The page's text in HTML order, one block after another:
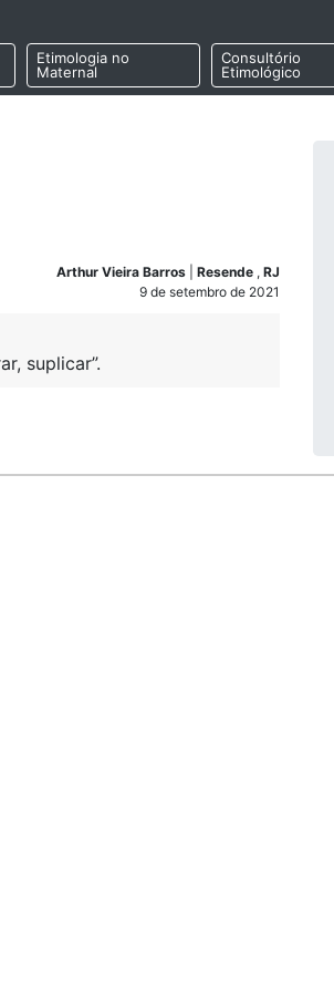
Etimologia no
Maternal
Consultório
Etimológico
Arthur Vieira Barros Resende , RJ
9 de setembro de 2021
suplicar”.